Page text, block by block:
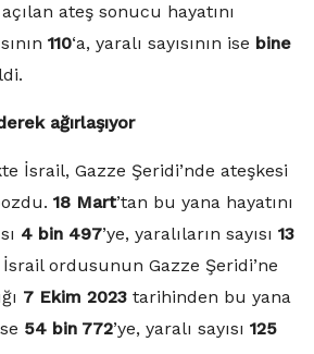
ateş sonucu hayatını
110‘a, yaralı sayısının ise bine
ağırlaşıyor
İsrail, Gazze Şeridi’nde ateşkesi
18 Mart’tan bu yana hayatını
4 bin 497’ye, yaralıların sayısı 13
İsrail ordusunun Gazze Şeridi’ne
7 Ekim 2023 tarihinden bu yana
54 bin 772’ye, yaralı sayısı 125